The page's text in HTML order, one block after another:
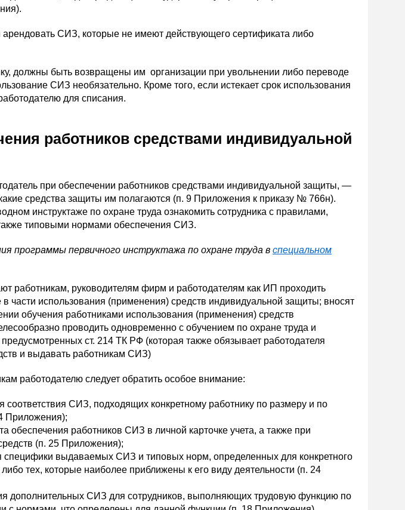
арендовать СИЗ, которые не имеют действующего сертификата либо
должны быть возвращены им организации при увольнении либо переводе
СИЗ необязательно. Кроме того, если истекает срок использования
для списания.
работников средствами индивидуальной
при обеспечении работников средствами индивидуальной защиты, —
средства защиты им полагаются (п. 9 Приложения к приказу № 766н).
инструктаже по охране труда ознакомить сотрудника с правилами,
типовыми нормами обеспечения СИЗ.
программы первичного инструктажа по охране труда в специальном
работникам, руководителям фирм и работодателям как ИП проходить
части использования (применения) средств индивидуальной защиты; вносят
обучения работниками использования (применения) средств
проводить одновременно с обучением по охране труда и
ст. 214 ТК РФ (которая также обязывает работодателя
и выдавать работникам СИЗ)
работодателю следует обратить особое внимание:
соответствия СИЗ, подходящих конкретному работнику по размеру и по
Приложения);
обеспечения работников СИЗ в личной карточке учета, а также при
(п. 25 Приложения);
специфики выдаваемых СИЗ и типовых норм, определенных для конкретного
тех, которые наиболее приближены к его виду деятельности (п. 24
дополнительных СИЗ для сотрудников, выполняющих трудовую функцию по